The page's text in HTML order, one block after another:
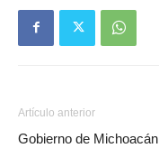
Artículo anterior
Gobierno de Michoacán